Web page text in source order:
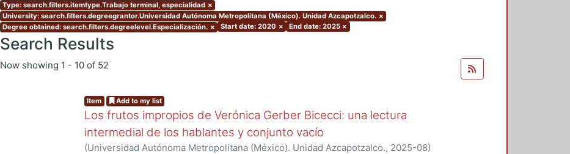
Type: search.filters.itemtype.Trabajo terminal, especialidad ×
University: search.filters.degreegrantor.Universidad Autónoma Metropolitana (México). Unidad Azcapotzalco. ×
Degree obtained: search.filters.degreelevel.Especialización. × Start date: 2020 × End date: 2025 ×
Search Results
Now showing 1 - 10 of 52
Item Add to my list
Los frutos impropios de Verónica Gerber Bicecci: una lectura
intermedial de los hablantes y conjunto vacío
(Universidad Autónoma Metropolitana (México). Unidad Azcapotzalco., 2025-08)